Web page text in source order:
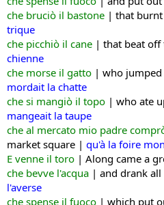
che bruciò il bastone | that
trique
che picchiò il cane | that beat off
chienne
che morse il gatto | who
mordait la chatte
che si mangiò il topo | who ate
mangeait la taupe
che al mercato mio padre
market square | qu'à la foire
E venne il toro | Along came a
che bevve l'acqua | and drank
l'averse
che spense il fuoco | which put